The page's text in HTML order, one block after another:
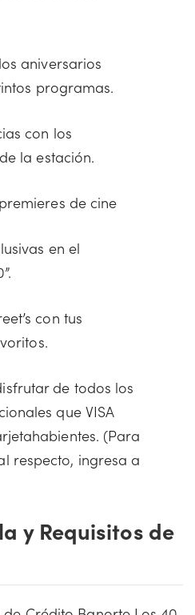
aniversarios
programas.
con los
la estación.
de cine
en el
con tus
de todos los
que VISA
(Para
respecto, ingresa a
y Requisitos de